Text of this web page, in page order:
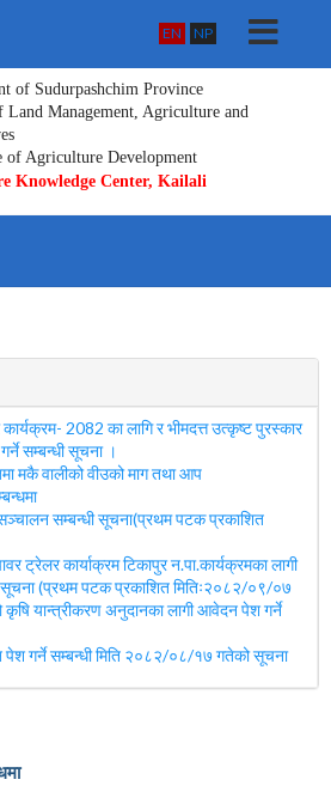
EN NP
of Sudurpashchim Province
Management, Agriculture and
of Agriculture Development
Knowledge Center, Kailali
2082 का लागि र भीमदत्त उत्कृष्ट पुरस्कार
सम्बन्धी सूचना ।
मकै वालीको वीउको माग तथा आप
सञ्चालन सम्बन्धी सूचना(प्रथम पटक प्रकाशित
ट्रेलर कार्याक्रम टिकापुर न.पा.कार्यक्रमका लागी
(प्रथम पटक प्रकाशित मितिः२०८२/०९/०७
यान्त्रीकरण अनुदानका लागी आवेदन पेश गर्ने
पेश गर्ने सम्बन्धी मिति २०८२/०८/१७ गतेको सूचना